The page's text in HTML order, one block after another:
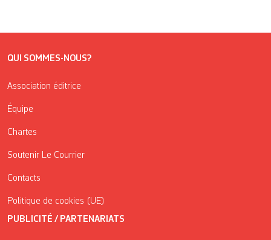
QUI SOMMES-NOUS?
Association éditrice
Équipe
Chartes
Soutenir Le Courrier
Contacts
Politique de cookies (UE)
PUBLICITÉ / PARTENARIATS